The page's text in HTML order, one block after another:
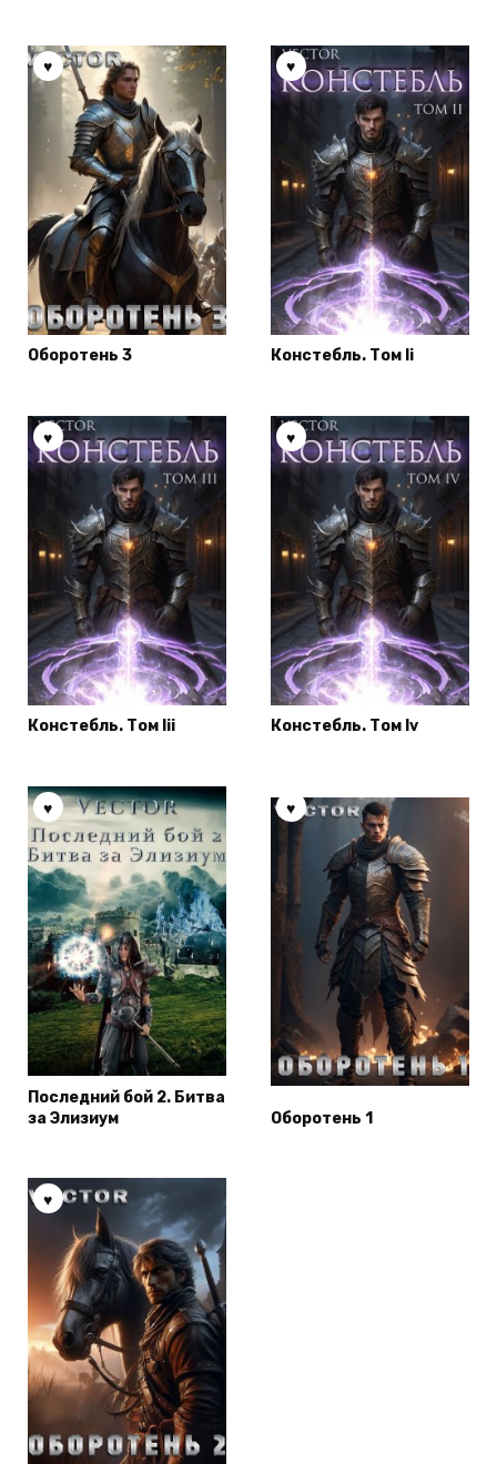
Оборотень 3 Констебль. Том Ii
Констебль. Том Iii Констебль. Том Iv
Последний бой 2. Битва
за Элизиум
Оборотень 1